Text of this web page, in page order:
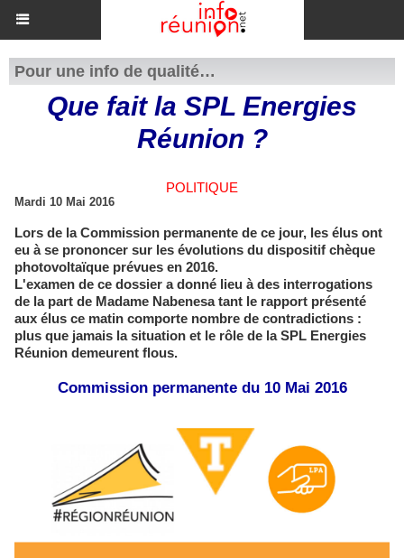
Pour une info de qualité…
​Que fait la SPL Energies
Réunion ?
POLITIQUE
Mardi 10 Mai 2016
Lors de la Commission permanente de ce jour, les élus ont
eu à se prononcer sur les évolutions du dispositif chèque
photovoltaïque prévues en 2016.
L'examen de ce dossier a donné lieu à des interrogations
de la part de Madame Nabenesa tant le rapport présenté
aux élus ce matin comporte nombre de contradictions :
plus que jamais la situation et le rôle de la SPL Energies
Réunion demeurent flous.
Commission permanente du 10 Mai 2016